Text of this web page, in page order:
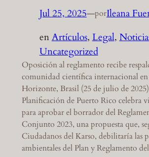
Jul 25, 2025—porIleana
enArtículos, Legal,
Uncategorized
Oposición al reglamento recibe
comunidad científica internacional
Horizonte, Brasil (25 de julio de
Planificación de Puerto Rico celebra
para aprobar el borrador del
Conjunto 2023, una propuesta que,
Ciudadanos del Karso, debilitaría las
ambientales del Plan y Reglamento